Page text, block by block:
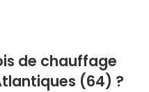
de chauffage
(64) ?